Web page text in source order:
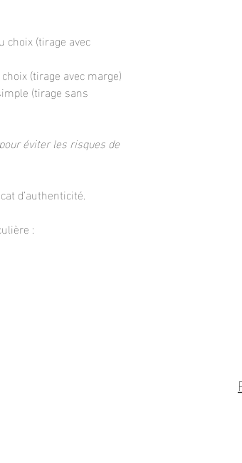
choix (tirage avec
(tirage avec marge)
(tirage sans
éviter les risques de
d’authenticité.
: